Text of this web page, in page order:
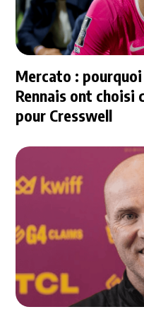
Mercato :
Rennais ont choisi
pour Cresswell